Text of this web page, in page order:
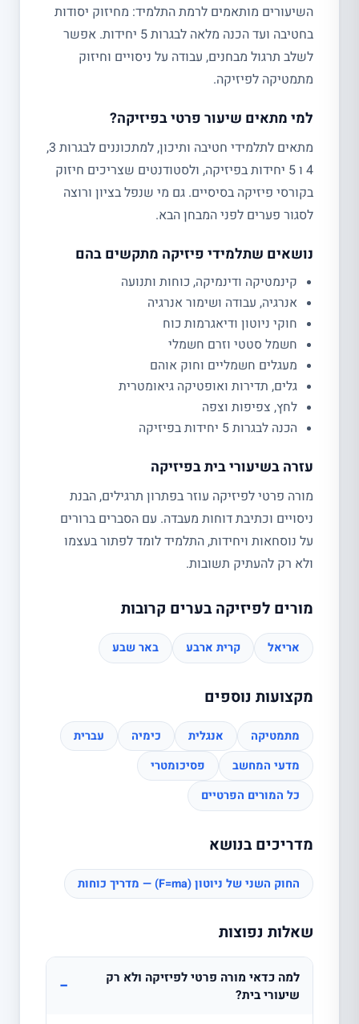
השיעורים מותאמים לרמת התלמיד: מחיזוק יסודות
בחטיבה ועד הכנה מלאה לבגרות 5 יחידות. אפשר
לשלב תרגול מבחנים, עבודה על ניסויים וחיזוק
מתמטיקה לפיזיקה.
למי מתאים שיעור פרטי בפיזיקה?
מתאים לתלמידי חטיבה ותיכון, למתכוננים לבגרות 3,
4 ו 5 יחידות בפיזיקה, ולסטודנטים שצריכים חיזוק
בקורסי פיזיקה בסיסיים. גם מי שנפל בציון ורוצה
לסגור פערים לפני המבחן הבא.
נושאים שתלמידי פיזיקה מתקשים בהם
קינמטיקה ודינמיקה, כוחות ותנועה
אנרגיה, עבודה ושימור אנרגיה
חוקי ניוטון ודיאגרמות כוח
חשמל סטטי וזרם חשמלי
מעגלים חשמליים וחוק אוהם
גלים, תדירות ואופטיקה גיאומטרית
לחץ, צפיפות וצפה
הכנה לבגרות 5 יחידות בפיזיקה
עזרה בשיעורי בית בפיזיקה
מורה פרטי לפיזיקה עוזר בפתרון תרגילים, הבנת
ניסויים וכתיבת דוחות מעבדה. עם הסברים ברורים
על נוסחאות ויחידות, התלמיד לומד לפתור בעצמו
ולא רק להעתיק תשובות.
מורים לפיזיקה בערים קרובות
אריאל קרית ארבע באר שבע
מקצועות נוספים
מתמטיקה אנגלית כימיה
עברית
מדעי המחשב
פסיכומטרי
כל המורים הפרטיים
מדריכים בנושא
החוק השני של ניוטון (F=ma) — מדריך כוחות
שאלות נפוצות
למה כדאי מורה פרטי לפיזיקה ולא רק
שיעורי בית?
−